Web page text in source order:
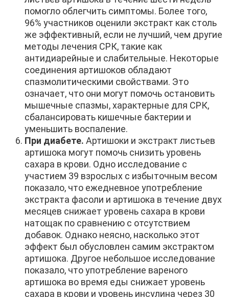
помогло облегчить симптомы. Более того,
96% участников оценили экстракт как столь
же эффективный, если не лучший, чем другие
методы лечения СРК, такие как
антидиарейные и слабительные. Некоторые
соединения артишоков обладают
спазмолитическими свойствами. Это
означает, что они могут помочь остановить
мышечные спазмы, характерные для СРК,
сбалансировать кишечные бактерии и
уменьшить воспаление.
При диабете. Артишоки и экстракт листьев
артишока могут помочь снизить уровень
сахара в крови. Одно исследование с
участием 39 взрослых с избыточным весом
показало, что ежедневное употребление
экстракта фасоли и артишока в течение двух
месяцев снижает уровень сахара в крови
натощак по сравнению с отсутствием
добавок. Однако неясно, насколько этот
эффект был обусловлен самим экстрактом
артишока. Другое небольшое исследование
показало, что употребление вареного
артишока во время еды снижает уровень
сахара в крови и уровень инсулина через 30